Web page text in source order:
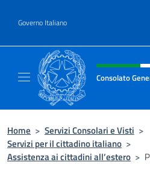
Governo Italiano
Intestazione sito,
Consolato
Home > Servizi Consolari e Visti >
Servizi per il cittadino italiano >
Assistenza ai cittadini all’estero >